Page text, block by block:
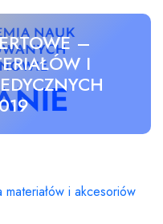
–
I
i akcesoriów